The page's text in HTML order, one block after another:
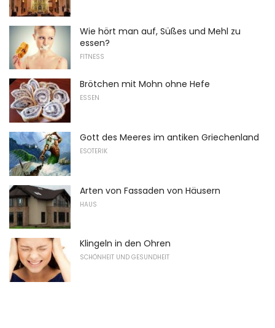
Wie hört man auf, Süßes und Mehl zu
essen?
FITNESS
Brötchen mit Mohn ohne Hefe
ESSEN
Gott des Meeres im antiken Griechenland
ESOTERIK
Arten von Fassaden von Häusern
HAUS
Klingeln in den Ohren
SCHÖNHEIT UND GESUNDHEIT